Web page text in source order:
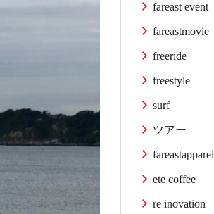
fareast event
fareastmovie
freeride
freestyle
surf
ツアー
fareastapparel
ete coffee
re inovation